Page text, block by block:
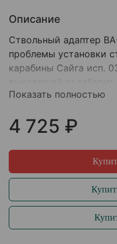
Описание
Ствольный адаптер
проблемы установки
карабины Сайга исп.
ствола.
Показать полностью
4 725 ₽